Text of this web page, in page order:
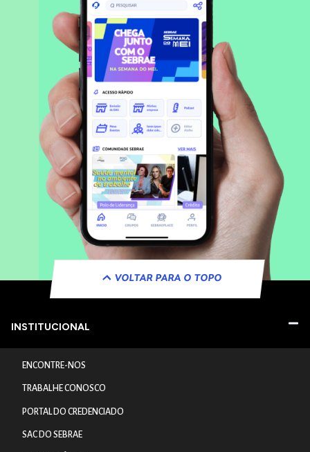
VOLTAR PARA O TOPO
INSTITUCIONAL
ENCONTRE-NOS
TRABALHE CONOSCO
PORTAL DO CREDENCIADO
SAC DO SEBRAE